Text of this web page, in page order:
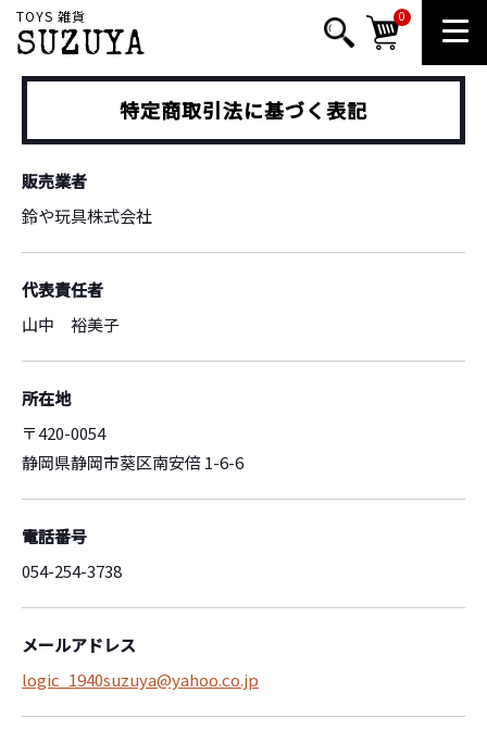
TOYS 雑貨
SUZUYA
0
特定商取引法に基づく表記
販売業者
鈴や玩具株式会社
代表責任者
山中 裕美子
所在地
〒420-0054
静岡県静岡市葵区南安倍 1-6-6
電話番号
054-254-3738
メールアドレス
logic_1940suzuya@yahoo.co.jp